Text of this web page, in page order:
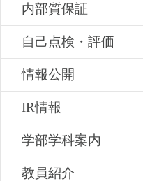
内部質保証
自己点検・評価
情報公開
IR情報
学部学科案内
教員紹介